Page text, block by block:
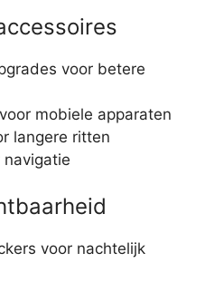
voor betere
mobiele apparaten
langere ritten
navigatie
voor nachtelijk